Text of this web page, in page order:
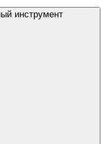
инструмент